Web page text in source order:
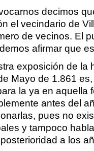
decimos
el vecindario de
de vecinos. El
afirmar que
exposición de la
Mayo de 1.861
la ya en
antes del
pues no
y tampoco
a los